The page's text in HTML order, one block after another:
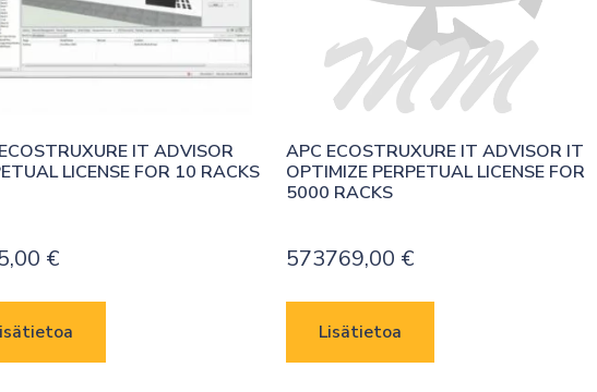
IT ADVISOR
LICENSE FOR 10 RACKS
€
APC ECOSTRUXURE IT ADVISOR IT
OPTIMIZE PERPETUAL LICENSE FOR
5000 RACKS
573769,00 €
Lisätietoa